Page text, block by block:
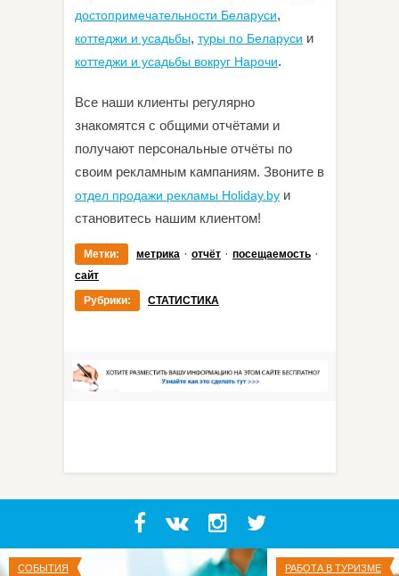
достопримечательности Беларуси,
коттеджи и усадьбы, туры по Беларуси и
коттеджи и усадьбы вокруг Нарочи.
Все наши клиенты регулярно
знакомятся с общими отчётами и
получают персональные отчёты по
своим рекламным кампаниям. Звоните в
отдел продажи рекламы Holiday.by и
становитесь нашим клиентом!
Метки: метрика · отчёт · посещаемость ·
сайт
Рубрики:
СТАТИСТИКА
СОБЫТИЯ РАБОТА В ТУРИЗМЕ